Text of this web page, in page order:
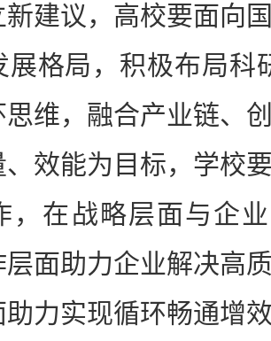
议，高校要面向国
展格局，积极布局科
思维，融合产业链、
、效能为目标，学校
，在战略层面与企
层面助力企业解决高
力实现循环畅通增